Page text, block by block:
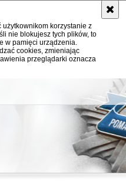
użytkownikom korzystanie z
nie blokujesz tych plików, to
w pamięci urządzenia.
cookies, zmieniając
przeglądarki oznacza